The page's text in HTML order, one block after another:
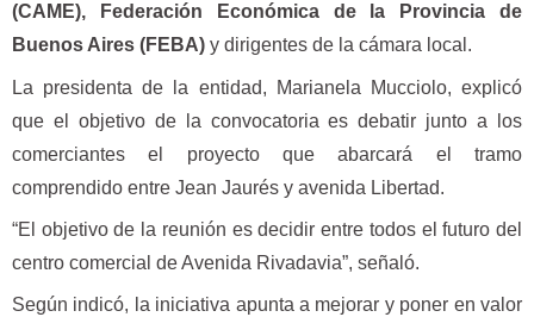
(CAME), Federación Económica de la Provincia de
Buenos Aires (FEBA) y dirigentes de la cámara local.
La presidenta de la entidad, Marianela Mucciolo, explicó
que el objetivo de la convocatoria es debatir junto a los
comerciantes el proyecto que abarcará el tramo
comprendido entre Jean Jaurés y avenida Libertad.
“El objetivo de la reunión es decidir entre todos el futuro del
centro comercial de Avenida Rivadavia”, señaló.
Según indicó, la iniciativa apunta a mejorar y poner en valor